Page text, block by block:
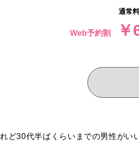
通常
Web予約割 ￥
れど30代半ばくらいまでの男性が